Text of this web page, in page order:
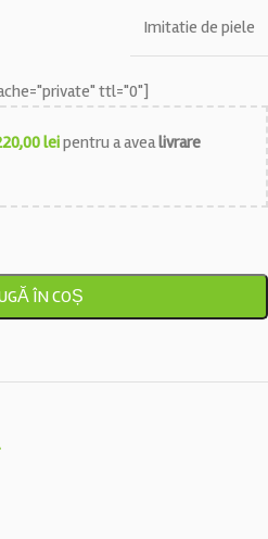
Imitatie de piele
ttl="0"]
leipentru a avealivrare
ÎN COȘ